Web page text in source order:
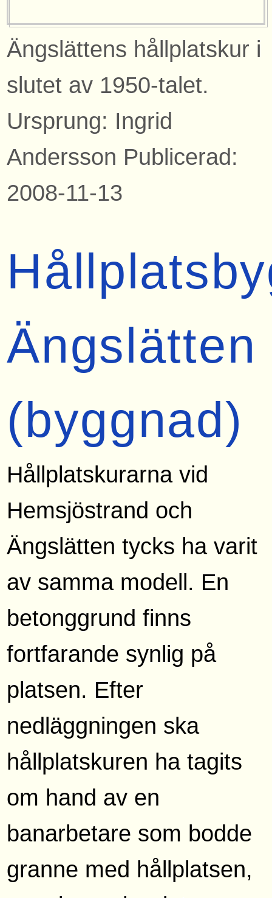
Ängslättens hållplatskur i
slutet av 1950-talet.
Ursprung: Ingrid
Andersson Publicerad:
2008-11-13
Ängslätten
(byggnad)
Hållplatskurarna vid
Hemsjöstrand och
Ängslätten tycks ha varit
av samma modell. En
betonggrund finns
fortfarande synlig på
platsen. Efter
nedläggningen ska
hållplatskuren ha tagits
om hand av en
banarbetare som bodde
granne med hållplatsen,